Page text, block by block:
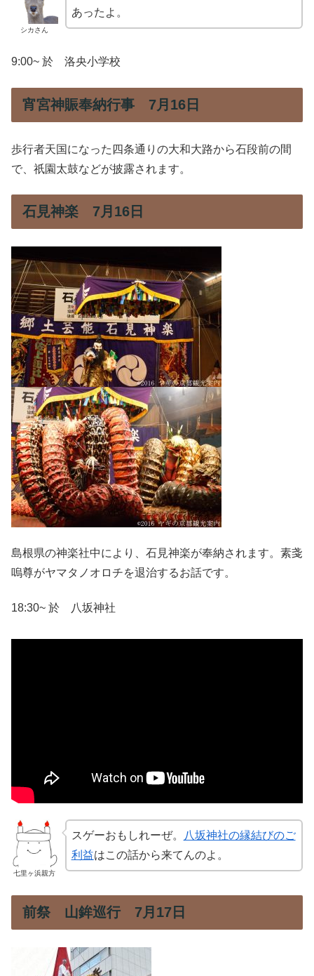
シカさん
あったよ。
9:00~ 於 洛央小学校
宵宮神賑奉納行事 7月16日
歩行者天国になった四条通りの大和大路から石段前の間
で、祇園太鼓などが披露されます。
石見神楽 7月16日
島根県の神楽社中により、石見神楽が奉納されます。素戔
嗚尊がヤマタノオロチを退治するお話です。
18:30~ 於 八坂神社
七里ヶ浜親方
スゲーおもしれーぜ。
八坂神社の縁結びのご
利益はこの話から来てんのよ。
前祭 山鉾巡行 7月17日